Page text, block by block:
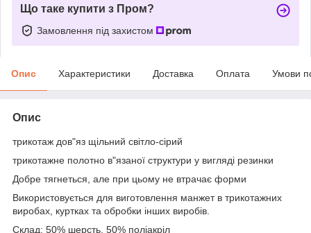
Що таке купити з Пром?
Замовлення під захистом
Опис Характеристики Доставка Оплата Умови
Опис
трикотаж дов"яз щільний світло-сірий
трикотажне полотно в"язаної структури у вигляді резинки
Добре тягнеться, але при цьому не втрачає форми
Використовується для виготовлення манжет в трикотажних
виробах, куртках та обробки інших виробів.
Склад: 50% шерсть, 50% поліакріл